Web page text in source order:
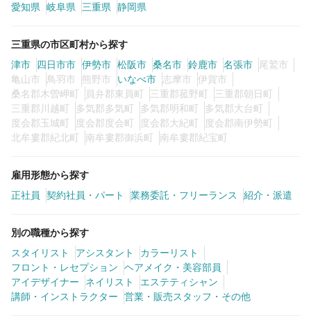
愛知県
岐阜県 三重県 静岡県
三重県の市区町村から探す
津市
四日市市 伊勢市 松阪市 桑名市 鈴鹿市 名張市
尾鷲市
亀山市
鳥羽市 熊野市 いなべ市 志摩市
伊賀市
桑名郡木曽岬町
員弁郡東員町 三重郡菰野町
三重郡朝日町
三重郡川越町
多気郡多気町 多気郡明和町
多気郡大台町
度会郡玉城町
度会郡度会町 度会郡大紀町
度会郡南伊勢町
北牟婁郡紀北町
南牟婁郡御浜町 南牟婁郡紀宝町
雇用形態から探す
正社員
契約社員・パート 業務委託・フリーランス 紹介・派遣
別の職種から探す
スタイリスト
アシスタント
カラーリスト
フロント・レセプション
ヘアメイク・美容部員
アイデザイナー
ネイリスト
エステティシャン
講師・インストラクター
営業・販売スタッフ・その他